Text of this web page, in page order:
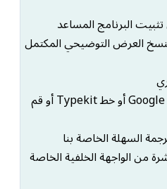
البرنامج المساعد
العرض التوضيحي المكتمل
أضف آلاف الخطوط من Google Font أو خط Typekit أو قم
السهلة الخاصة بنا
من الواجهة الخلفية الخاصة